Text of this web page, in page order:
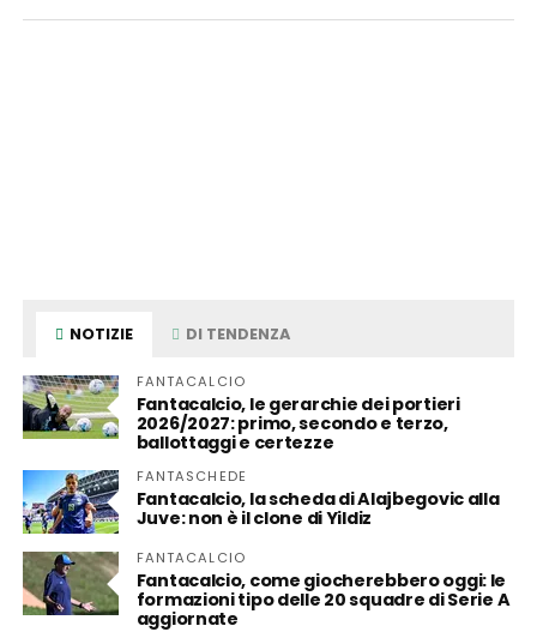
NOTIZIE DI TENDENZA
FANTACALCIO
Fantacalcio, le gerarchie dei portieri
2026/2027: primo, secondo e terzo,
ballottaggi e certezze
FANTASCHEDE
Fantacalcio, la scheda di Alajbegovic alla
Juve: non è il clone di Yildiz
FANTACALCIO
Fantacalcio, come giocherebbero oggi: le
formazioni tipo delle 20 squadre di Serie A
aggiornate